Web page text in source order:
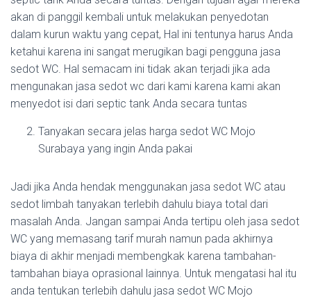
akan di panggil kembali untuk melakukan penyedotan
dalam kurun waktu yang cepat, Hal ini tentunya harus Anda
ketahui karena ini sangat merugikan bagi pengguna jasa
sedot WC. Hal semacam ini tidak akan terjadi jika ada
mengunakan jasa sedot wc dari kami karena kami akan
menyedot isi dari septic tank Anda secara tuntas
Tanyakan secara jelas harga sedot WC Mojo
Surabaya yang ingin Anda pakai
Jadi jika Anda hendak menggunakan jasa sedot WC atau
sedot limbah tanyakan terlebih dahulu biaya total dari
masalah Anda. Jangan sampai Anda tertipu oleh jasa sedot
WC yang memasang tarif murah namun pada akhirnya
biaya di akhir menjadi membengkak karena tambahan-
tambahan biaya oprasional lainnya. Untuk mengatasi hal itu
anda tentukan terlebih dahulu jasa sedot WC Mojo